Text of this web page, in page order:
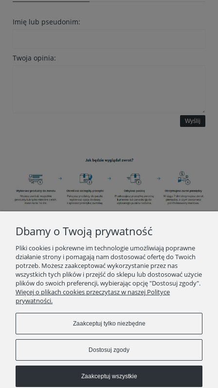
Imię lub pseudonim:
Twoja opinia:
Wyślij
INFORMACJE
O ZAKUPACH
KONTAKT
Pokaż pełną wersję strony
Dbamy o Twoją prywatność
Pliki cookies i pokrewne im technologie umożliwiają poprawne
działanie strony i pomagają nam dostosować ofertę do Twoich
potrzeb. Możesz zaakceptować wykorzystanie przez nas
wszystkich tych plików i przejść do sklepu lub dostosować użycie
plików do swoich preferencji, wybierając opcję "Dostosuj zgody".
Więcej o plikach cookies przeczytasz w naszej Polityce
prywatności.
Zaakceptuj tylko niezbędne
Dostosuj zgody
Zaakceptuj wszystkie